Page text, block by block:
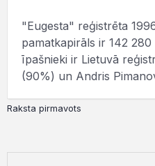
"Eugesta" reģistrēta
pamatkapirāls ir 142 280
īpašnieki ir Lietuvā
(90%) un Andris
Raksta pirmavots